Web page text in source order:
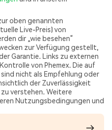
oben genannten
Live-Preis) von
dir „wie besehen“
zur Verfügung gestellt,
Garantie. Links zu externen
von Phemex. Die auf
nicht als Empfehlung oder
der Zuverlässigkeit
verstehen. Weitere
Nutzungsbedingungen und